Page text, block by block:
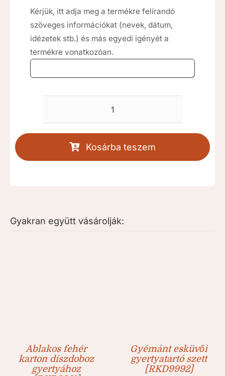
Kérjük, itt adja meg a termékre felírandó
szöveges információkat (nevek, dátum,
idézetek stb.) és más egyedi igényét a
termékre vonatkozóan.
Pasztell
esküvői
Kosárba teszem
Gyakran együtt vásárolják:
Ablakos fehér
karton díszdoboz
gyertyához
Gyémánt esküvői
gyertyatartó szett
[RKD9992]